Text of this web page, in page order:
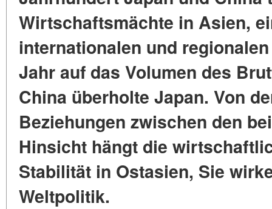
Wirtschaftsmächte in Asien,
internationalen und
Jahr auf das Volumen des
China überholte Japan. Von
Beziehungen zwischen den
Hinsicht hängt die
Stabilität in Ostasien, Sie
Weltpolitik.